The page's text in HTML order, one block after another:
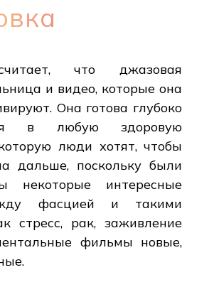
что джазовая
и видео, которые она
Она готова глубоко
в любую здоровую
люди хотят, чтобы
дальше, поскольку были
некоторые интересные
фасцией и такими
стресс, рак, заживление
фильмы новые,